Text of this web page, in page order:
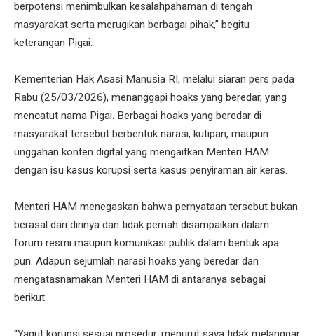
berpotensi menimbulkan kesalahpahaman di tengah
masyarakat serta merugikan berbagai pihak,” begitu
keterangan Pigai.
Kementerian Hak Asasi Manusia RI, melalui siaran pers pada
Rabu (25/03/2026), menanggapi hoaks yang beredar, yang
mencatut nama Pigai. Berbagai hoaks yang beredar di
masyarakat tersebut berbentuk narasi, kutipan, maupun
unggahan konten digital yang mengaitkan Menteri HAM
dengan isu kasus korupsi serta kasus penyiraman air keras.
Menteri HAM menegaskan bahwa pernyataan tersebut bukan
berasal dari dirinya dan tidak pernah disampaikan dalam
forum resmi maupun komunikasi publik dalam bentuk apa
pun. Adapun sejumlah narasi hoaks yang beredar dan
mengatasnamakan Menteri HAM di antaranya sebagai
berikut: